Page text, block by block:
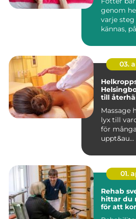
genom
varje
kännas,
03.
till
Massage
lyx till
för
uppt&au...
01.
Rehab
hittar du
för att